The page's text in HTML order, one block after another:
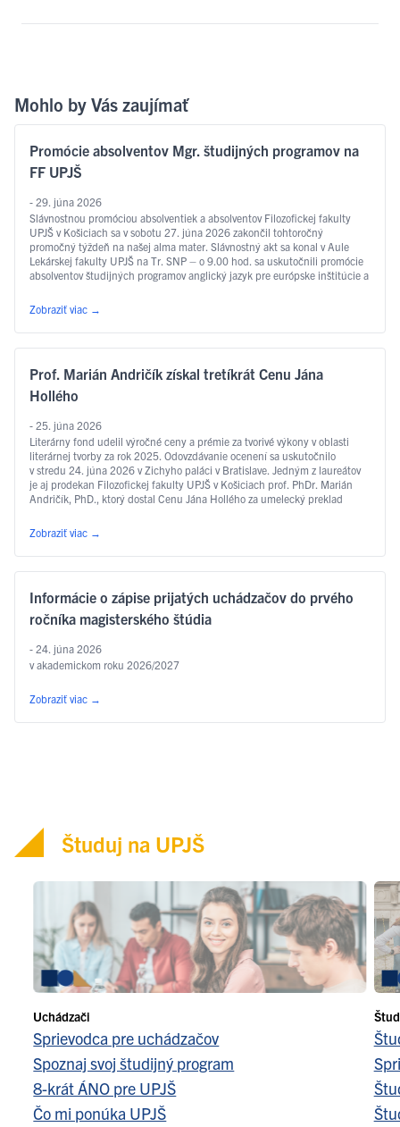
Mohlo by Vás zaujímať
Promócie absolventov Mgr. študijných programov na
FF UPJŠ
- 29. júna 2026
Slávnostnou promóciou absolventiek a absolventov Filozofickej fakulty
UPJŠ v Košiciach sa v sobotu 27. júna 2026 zakončil tohtoročný
promočný týždeň na našej alma mater. Slávnostný akt sa konal v Aule
Lekárskej fakulty UPJŠ na Tr. SNP – o 9.00 hod. sa uskutočnili promócie
absolventov študijných programov anglický jazyk pre európske inštitúcie a
Čítať ďalej
Zobraziť viac →
Prof. Marián Andričík získal tretíkrát Cenu Jána
Hollého
- 25. júna 2026
Literárny fond udelil výročné ceny a prémie za tvorivé výkony v oblasti
literárnej tvorby za rok 2025. Odovzdávanie ocenení sa uskutočnilo
v stredu 24. júna 2026 v Zichyho paláci v Bratislave. Jedným z laureátov
je aj prodekan Filozofickej fakulty UPJŠ v Košiciach prof. PhDr. Marián
Andričík, PhD., ktorý dostal Cenu Jána Hollého za umelecký preklad
Zobraziť viac →
Informácie o zápise prijatých uchádzačov do prvého
ročníka magisterského štúdia
- 24. júna 2026
v akademickom roku 2026/2027
Zobraziť viac →
Študuj na UPJŠ
Uchádzači
Sprievodca pre uchádzačov
Spoznaj svoj študijný program
8-krát ÁNO pre UPJŠ
Čo mi ponúka UPJŠ